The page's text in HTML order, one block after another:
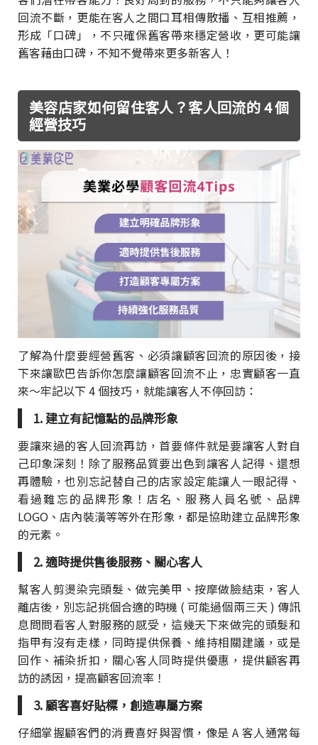
回流不斷，更能在客人之間口耳相傳散播、互相推薦，
形成「口碑」，不只確保舊客帶來穩定營收，更可能讓
舊客藉由口碑，不知不覺帶來更多新客人！
美容店家如何留住客人？客人回流的 4 個
經營技巧
了解為什麼要經營舊客、必須讓顧客回流的原因後，接
下來讓歐巴告訴你怎麼讓顧客回流不止，忠實顧客一直
來～牢記以下 4 個技巧，就能讓客人不停回訪：
1. 建立有記憶點的品牌形象
要讓來過的客人回流再訪，首要條件就是要讓客人對自
己印象深刻！除了服務品質要出色到讓客人記得、還想
再體驗，也別忘記替自己的店家設定能讓人一眼記得、
看過難忘的品牌形象！店名、服務人員名號、品牌
LOGO、店內裝潢等等外在形象，都是協助建立品牌形象
的元素。
2. 適時提供售後服務、關心客人
幫客人剪燙染完頭髮、做完美甲、按摩做臉結束，客人
離店後，別忘記挑個合適的時機 ( 可能過個兩三天 ) 傳訊
息問問看客人對服務的感受，這幾天下來做完的頭髮和
指甲有沒有走樣，同時提供保養、維持相關建議，或是
回作、補染折扣，關心客人同時提供優惠，提供顧客再
訪的誘因，提高顧客回流率！
3. 顧客喜好貼標，創造專屬方案
仔細掌握顧客們的消費喜好與習慣，像是 A 客人通常每